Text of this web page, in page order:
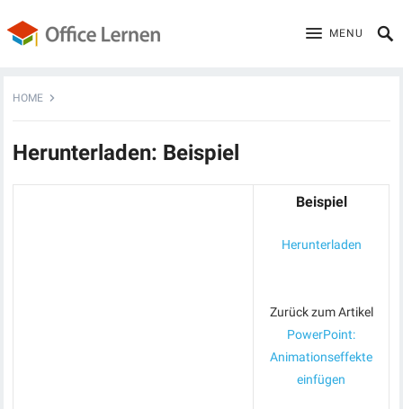
MENU
HOME
Herunterladen: Beispiel
Beispiel
Herunterladen
Zurück zum Artikel
PowerPoint:
Animationseffekte
einfügen